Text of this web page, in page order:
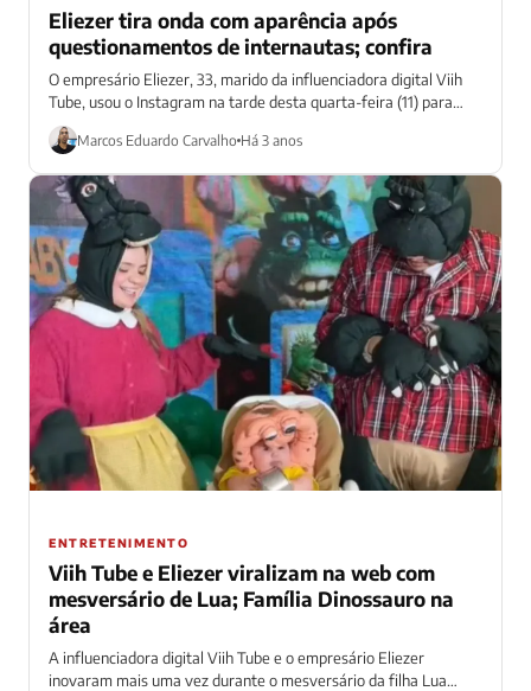
Eliezer tira onda com aparência após
questionamentos de internautas; confira
O empresário Eliezer, 33, marido da influenciadora digital Viih
Tube, usou o Instagram na tarde desta quarta-feira (11) para
tirar onda com...
Marcos Eduardo Carvalho Há 3 anos
ENTRETENIMENTO
Viih Tube e Eliezer viralizam na web com
mesversário de Lua; Família Dinossauro na
área
A influenciadora digital Viih Tube e o empresário Eliezer
inovaram mais uma vez durante o mesversário da filha Lua